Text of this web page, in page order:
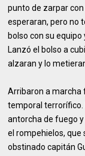
punto de zarpar
esperaran, pero no
bolso con su
Lanzó el bolso a
alzaran y lo
Arribaron a marcha
temporal terrorífico.
antorcha de fuego
el rompehielos, que
obstinado capitán